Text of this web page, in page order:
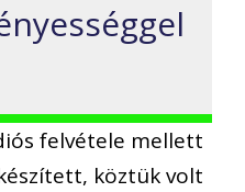
felvétele mellett
köztük volt